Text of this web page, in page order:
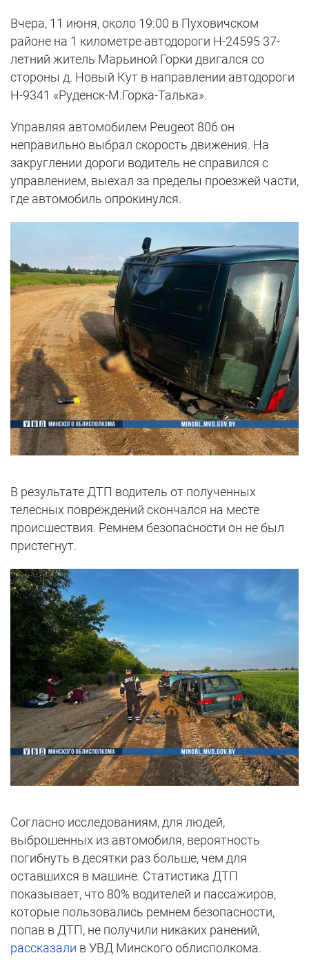
Вчера, 11 июня, около 19:00 в Пуховичском
районе на 1 километре автодороги Н-24595 37-
летний житель Марьиной Горки двигался со
стороны д. Новый Кут в направлении автодороги
Н-9341 «Руденск-М.Горка-Талька».
Управляя автомобилем Peugeot 806 он
неправильно выбрал скорость движения. На
закруглении дороги водитель не справился с
управлением, выехал за пределы проезжей части,
где автомобиль опрокинулся.
В результате ДТП водитель от полученных
телесных повреждений скончался на месте
происшествия. Ремнем безопасности он не был
пристегнут.
Согласно исследованиям, для людей,
выброшенных из автомобиля, вероятность
погибнуть в десятки раз больше, чем для
оставшихся в машине. Статистика ДТП
показывает, что 80% водителей и пассажиров,
которые пользовались ремнем безопасности,
попав в ДТП, не получили никаких ранений,
рассказали в УВД Минского облисполкома.